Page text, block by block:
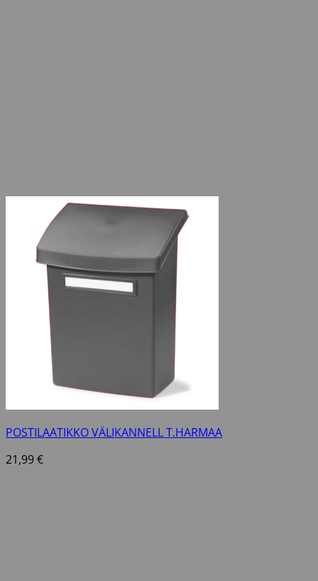
POSTILAATIKKO VÄLIKANNELL T.HARMAA
21,99€